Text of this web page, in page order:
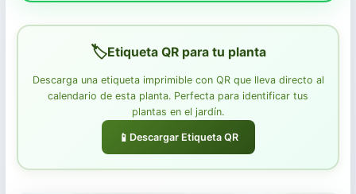
Etiqueta QR para tu planta
Descarga una etiqueta imprimible con QR que lleva directo al
calendario de esta planta. Perfecta para identificar tus
plantas en el jardín.
📱 Descargar Etiqueta QR